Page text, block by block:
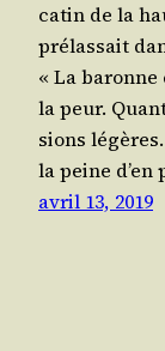
catin de la
pré­las­sait
« La
la peur.
sions
la peine d’en
avril 13, 2019